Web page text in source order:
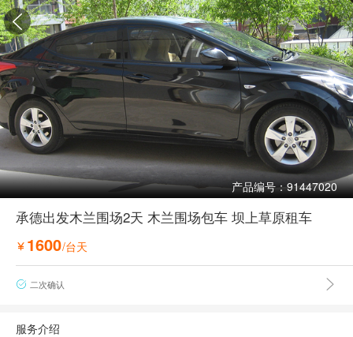

产品编号：91447020
承德出发木兰围场2天 木兰围场包车 坝上草原租车
 1600/台天
 二次确认 
服务介绍